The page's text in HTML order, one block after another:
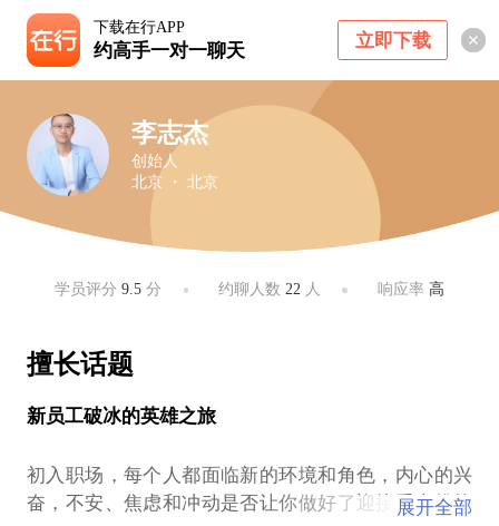
下载在行APP
约高手一对一聊天 立即下载
李志杰
创始人
北京 ・ 北京
学员评分9.5 分 约聊人数 22 人 响应率 高
擅长话题
新员工破冰的英雄之旅
初入职场，每个人都面临新的环境和角色，内心的兴
奋，不安、焦虑和冲动是否让你做好了迎接重大挑战
展开全部